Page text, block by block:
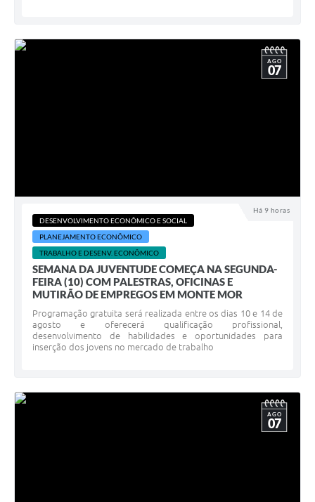
Há 9 horas
AGO
07
DESENVOLVIMENTO ECONÔMICO E SOCIAL
PLANEJAMENTO ECONÔMICO
TRABALHO E DESENV. ECONÔMICO
SEMANA DA JUVENTUDE COMEÇA NA SEGUNDA-
FEIRA (10) COM PALESTRAS, OFICINAS E
MUTIRÃO DE EMPREGOS EM MONTE MOR
Programação gratuita será realizada entre os dias 10 e 14 de
agosto e oferecerá qualificação profissional,
desenvolvimento de habilidades e oportunidades para
inserção dos jovens no mercado de trabalho
AGO
07